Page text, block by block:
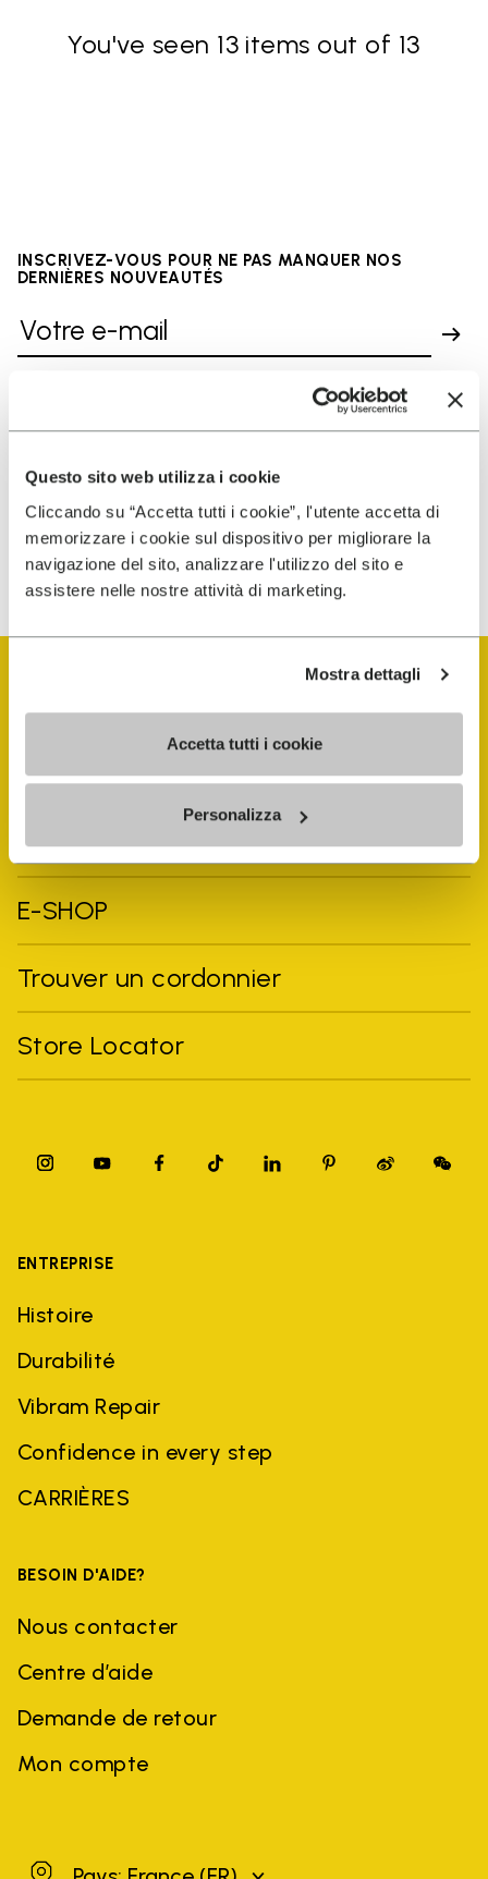
Questo sito web utilizza i cookie
Cliccando su “Accetta tutti i cookie”, l'utente accetta di
memorizzare i cookie sul dispositivo per migliorare la
navigazione del sito, analizzare l'utilizzo del sito e
assistere nelle nostre attività di marketing.
Mostra dettagli
Accetta tutti i cookie
Personalizza
You've seen 13 items out of 13
INSCRIVEZ-VOUS POUR NE PAS MANQUER NOS
DERNIÈRES NOUVEAUTÉS
Politique de
de Vibram et jaccepte le
traitement de mes données personnelles afin de
recevoir des communications personnalisées
Pour savoir comment nous traitons vos données, veuillez
consulter notre Politique de confidentialité. Vous pouvez vous
désinscrire à tout moment.
Vibram Events
FiveFingers Guide
E-SHOP
Trouver un cordonnier
Store Locator
ENTREPRISE
Histoire
Durabilité
Vibram Repair
Confidence in every step
CARRIÈRES
BESOIN D'AIDE?
Nous contacter
Centre d’aide
Demande de retour
Mon compte